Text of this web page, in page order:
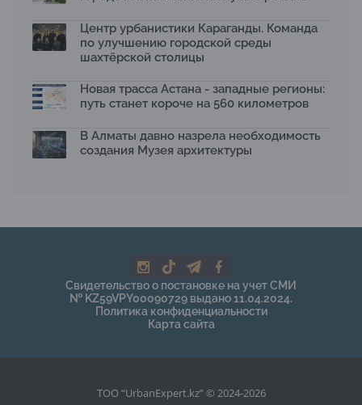
Центр урбанистики Караганды. Команда
по улучшению городской среды
шахтёрской столицы
Новая трасса Астана - западные регионы:
путь станет короче на 560 километров
В Алматы давно назрела необходимость
создания Музея архитектуры
Свидетельство о постановке на учет СМИ
№ KZ59VPY00090729 выдано 11.04.2024.
Политика конфиденциальности
Карта сайта
ТОО “UrbanExpert.kz” © 2024-2026